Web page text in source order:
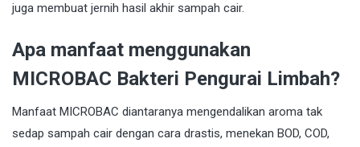
juga membuat jernih hasil akhir sampah cair.
Apa manfaat menggunakan
MICROBAC Bakteri Pengurai Limbah?
Manfaat MICROBAC diantaranya mengendalikan aroma tak
sedap sampah cair dengan cara drastis, menekan BOD, COD,